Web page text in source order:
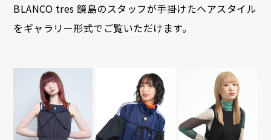
BLANCO tres 鏡島のスタッフが手掛けたヘアスタイル
をギャラリー形式でご覧いただけます。